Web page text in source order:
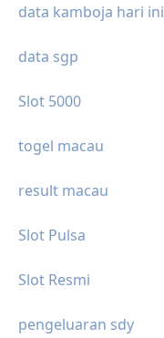
data kamboja hari ini
data sgp
Slot 5000
togel macau
result macau
Slot Pulsa
Slot Resmi
pengeluaran sdy